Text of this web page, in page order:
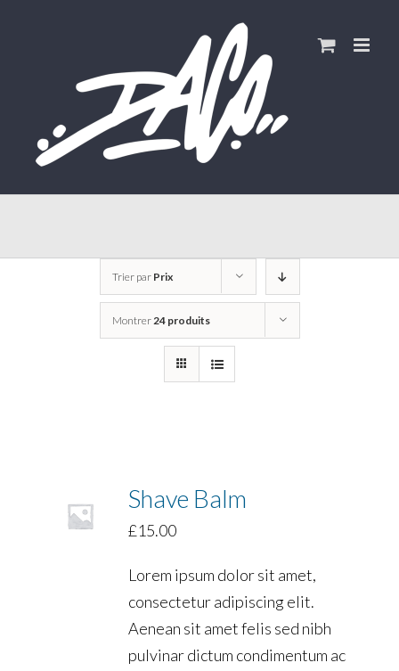
Trier par Prix
Montrer24 produits
Shave Balm
£15.00
Lorem ipsum dolor sit amet,
consectetur adipiscing elit.
Aenean sit amet felis sed nibh
pulvinar dictum condimentum ac